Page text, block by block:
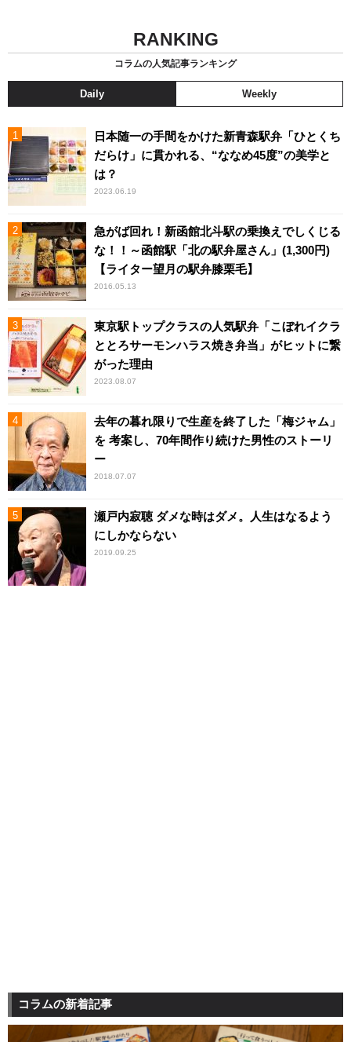
RANKING
コラムの人気記事ランキング
Daily Weekly
日本随一の手間をかけた新青森駅弁「ひとくち
だらけ」に貫かれる、“ななめ45度”の美学と
は？
2023.06.19
急がば回れ！新函館北斗駅の乗換えでしくじる
な！！～函館駅「北の駅弁屋さん」(1,300円)
【ライター望月の駅弁膝栗毛】
2016.05.13
東京駅トップクラスの人気駅弁「こぼれイクラ
ととろサーモンハラス焼き弁当」がヒットに繋
がった理由
2023.08.07
去年の暮れ限りで生産を終了した「梅ジャム」
を 考案し、70年間作り続けた男性のストーリ
ー
2018.07.07
瀬戸内寂聴 ダメな時はダメ。人生はなるよう
にしかならない
2019.09.25
コラムの新着記事